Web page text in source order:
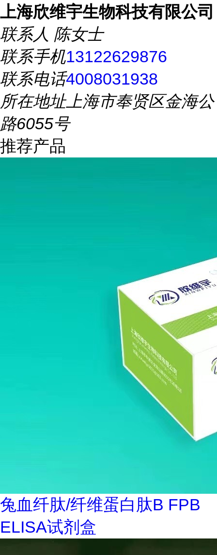
上海欣维宇生物科技有限公司
联系人 陈女士
联系手机13122629876
联系电话4008031938
所在地址上海市奉贤区金海公
路6055号
推荐产品
兔血纤肽/纤维蛋白肽B FPB
ELISA试剂盒